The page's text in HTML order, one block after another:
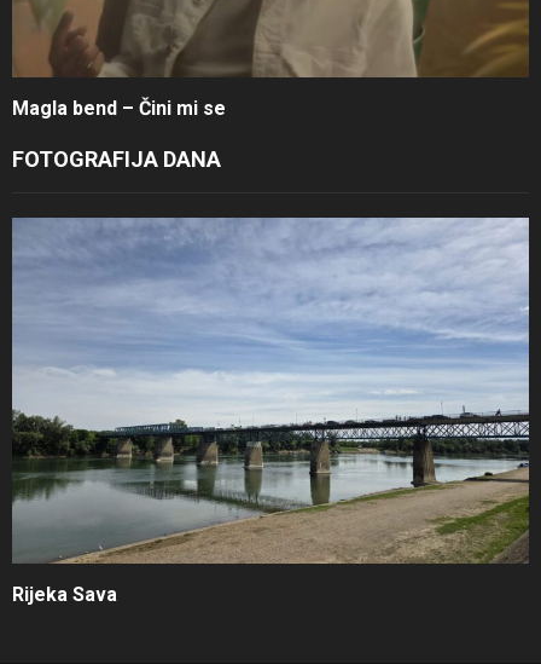
Magla bend – Čini mi se
FOTOGRAFIJA DANA
Rijeka Sava